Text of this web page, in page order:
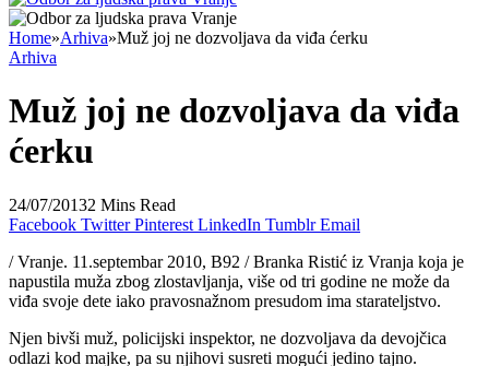
Home»Arhiva»Muž joj ne dozvoljava da viđa ćerku
Arhiva
Muž joj ne dozvoljava da viđa
ćerku
24/07/20132 Mins Read
Facebook Twitter Pinterest LinkedIn Tumblr Email
/ Vranje. 11.septembar 2010, B92 / Branka Ristić iz Vranja koja je
napustila muža zbog zlostavljanja, više od tri godine ne može da
viđa svoje dete iako pravosnažnom presudom ima starateljstvo.
Njen bivši muž, policijski inspektor, ne dozvoljava da devojčica
odlazi kod majke, pa su njihovi susreti mogući jedino tajno.